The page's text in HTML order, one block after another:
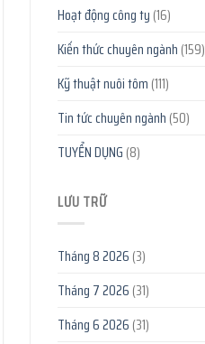
Hoạt động công ty (16)
Kiến thức chuyên ngành (159)
Kỹ thuật nuôi tôm (111)
Tin tức chuyên ngành (50)
TUYỂN DỤNG (8)
LƯU TRỮ
Tháng 8 2026 (3)
Tháng 7 2026 (31)
Tháng 6 2026 (31)